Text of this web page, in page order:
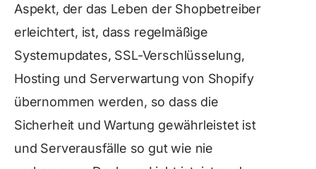
Aspekt, der das Leben der Shopbetreiber
erleichtert, ist, dass regelmäßige
Systemupdates, SSL-Verschlüsselung,
Hosting und Serverwartung von Shopify
übernommen werden, so dass die
Sicherheit und Wartung gewährleistet ist
und Serverausfälle so gut wie nie